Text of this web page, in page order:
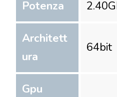
Potenza 2.40
Architett
ura
64bit
Gpu